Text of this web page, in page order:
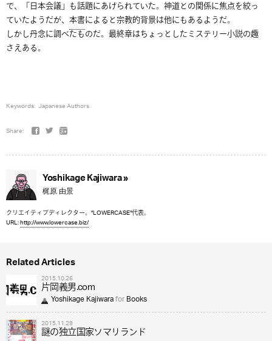
で、「日本会議」も話題にあげられていた。神道との関係に焦点を絞っ
ていたようだが、 本書によると宗教的背景は他にもあるようだ。
しかし丹念に調べたものだ。最終章はちょっとしたミステリー小説の趣
さえある。
Keywords: Japanese Authors
Share:
Yoshikage Kajiwara »
梶原 由景
クリエイティブディレクター。"LOWERCASE"代表。
URL:http://www.lowercase.biz/
Related Articles
2015.10.26
片岡義男.com
Yoshikage KajiwaraforBooks
2015.11.29
謎の独立国家ソマリランド